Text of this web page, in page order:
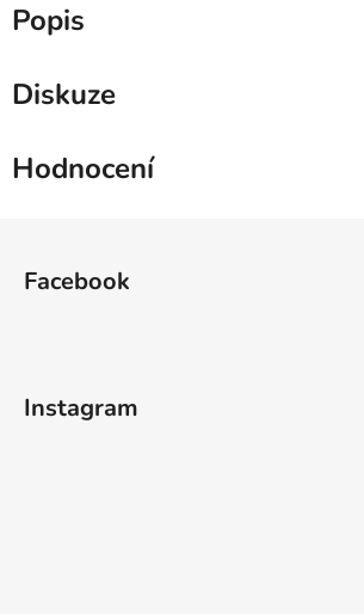
Popis
Diskuze
Hodnocení
Facebook
Instagram